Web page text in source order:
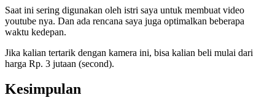
Saat ini sering digunakan oleh istri saya untuk membuat video
youtube nya. Dan ada rencana saya juga optimalkan beberapa
waktu kedepan.
Jika kalian tertarik dengan kamera ini, bisa kalian beli mulai dari
harga Rp. 3 jutaan (second).
Kesimpulan